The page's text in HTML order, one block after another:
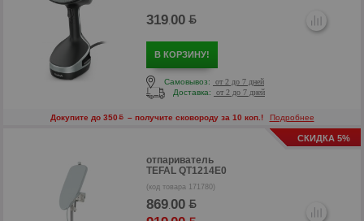
319.00
В КОРЗИНУ!
Самовывоз:
от 2 до 7 дней
Доставка:
от 2 до 7 дней
Докупите до 350 – получите сковороду за 10 коп.! Подробнее
СКИДКА 5%
отпариватель
TEFAL QT1214E0
(код товара 171780)
869.00